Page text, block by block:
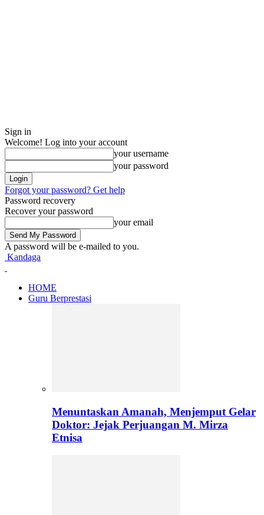
Sign in
Welcome! Log into your account
your username
your password
Forgot your password? Get help
Password recovery
Recover your password
your email
A password will be e-mailed to you.
Kandaga
HOME
Guru Berprestasi
Menuntaskan Amanah, Menjemput Gelar
Doktor: Jejak Perjuangan M. Mirza
Etnisa